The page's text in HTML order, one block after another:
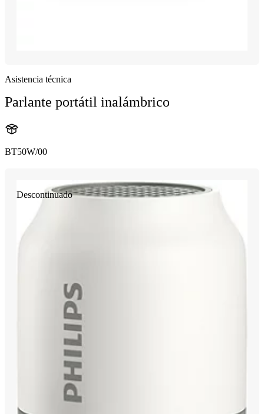
Asistencia técnica
Parlante portátil inalámbrico
BT50W/00
Descontinuado